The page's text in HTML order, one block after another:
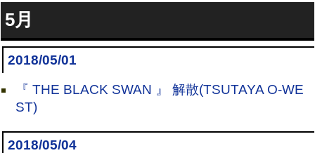
5月
2018/05/01
『 THE BLACK SWAN 』 解散(TSUTAYA O-WE
ST)
2018/05/04